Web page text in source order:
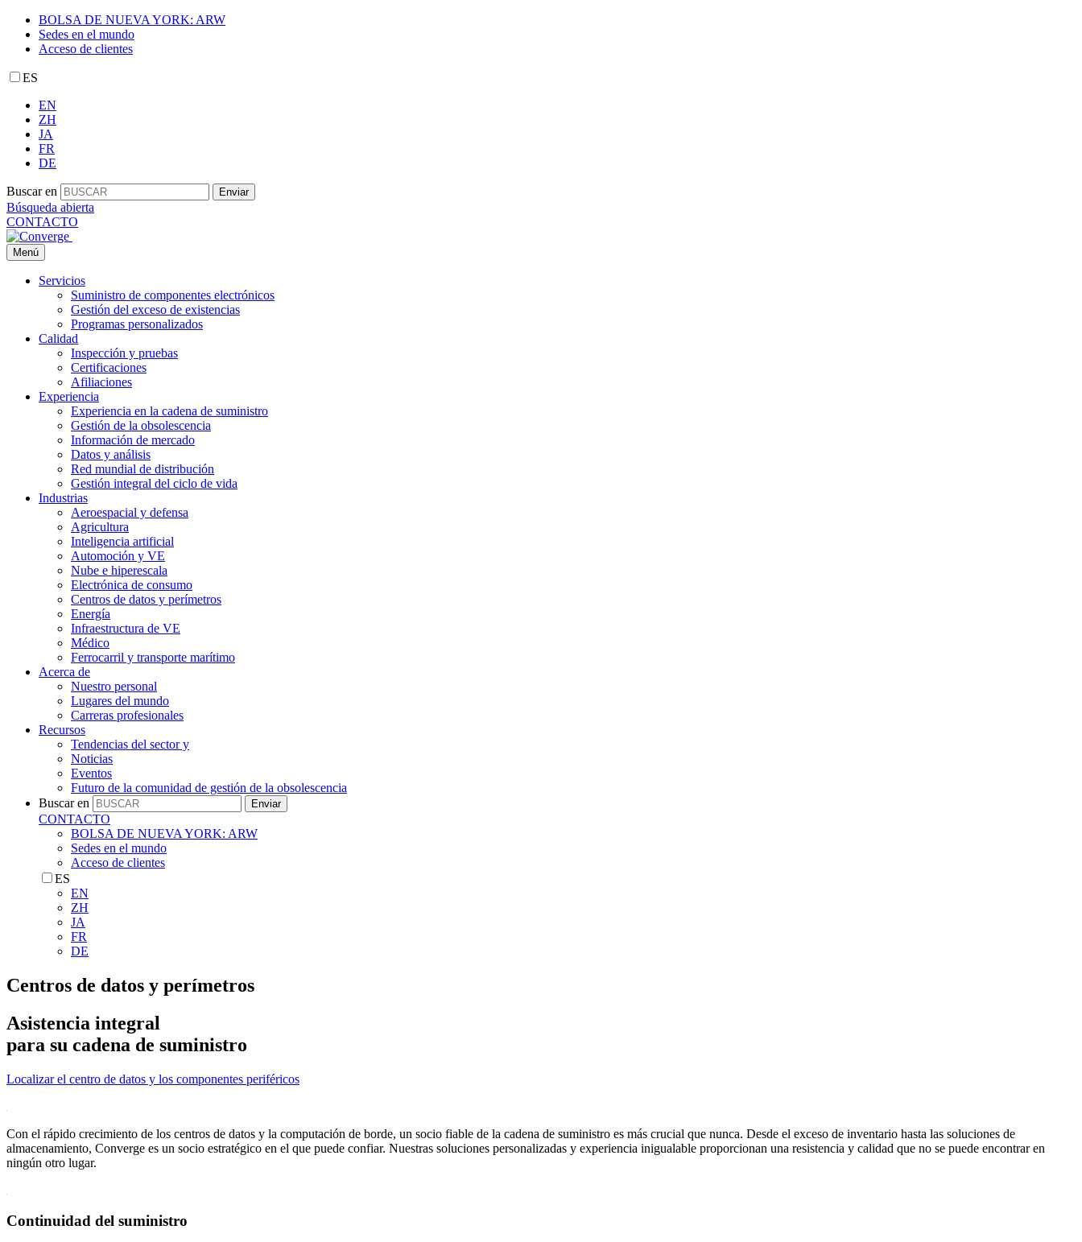
BOLSA DE NUEVA YORK: ARW
Sedes en el mundo
Acceso de clientes
ES
EN
ZH
JA
FR
DE
Buscar en Enviar
Búsqueda abierta
CONTACTO
Menú
Servicios
Suministro de componentes electrónicos
Gestión del exceso de existencias
Programas personalizados
Calidad
Inspección y pruebas
Certificaciones
Afiliaciones
Experiencia
Experiencia en la cadena de suministro
Gestión de la obsolescencia
Información de mercado
Datos y análisis
Red mundial de distribución
Gestión integral del ciclo de vida
Industrias
Aeroespacial y defensa
Agricultura
Inteligencia artificial
Automoción y VE
Nube e hiperescala
Electrónica de consumo
Centros de datos y perímetros
Energía
Infraestructura de VE
Médico
Ferrocarril y transporte marítimo
Acerca de
Nuestro personal
Lugares del mundo
Carreras profesionales
Recursos
Tendencias del sector y
Noticias
Eventos
Futuro de la comunidad de gestión de la obsolescencia
Buscar en
Enviar
CONTACTO
BOLSA DE NUEVA YORK: ARW
Sedes en el mundo
Acceso de clientes
ES
EN
ZH
JA
FR
DE
Centros de datos y perímetros
Asistencia integral
para su cadena de suministro
Localizar el centro de datos y los componentes periféricos
Con el rápido crecimiento de los centros de datos y la computación de borde, un socio fiable de la cadena de suministro es más crucial que nunca. Desde el exceso de inventario hasta las soluciones de
almacenamiento, Converge es un socio estratégico en el que puede confiar. Nuestras soluciones personalizadas y experiencia inigualable proporcionan una resistencia y calidad que no se puede encontrar en
ningún otro lugar.
Continuidad del suministro